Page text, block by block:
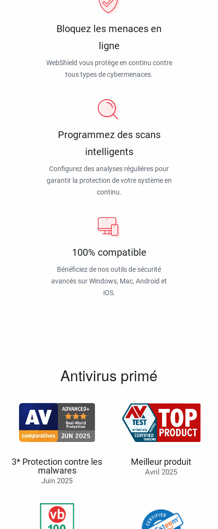
Bloquez les menaces en
ligne
WebShield vous protège en continu contre
tous types de cybermenaces.
Programmez des scans
intelligents
Configurez des analyses régulières pour
garantir la protection de votre système en
continu.
100% compatible
Bénéficiez de nos outils de sécurité
avancés sur Windows, Mac, Android et
iOS.
Antivirus primé
3* Protection contre les
malwares
Juin 2025
Meilleur produit
Avril 2025